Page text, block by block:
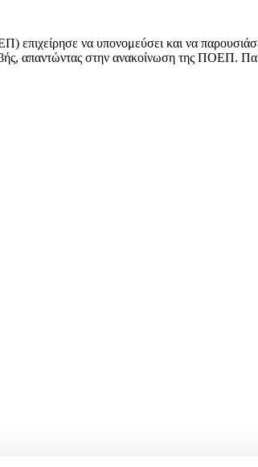
επιχείρησε να υπονομεύσει και να
απαντώντας στην ανακοίνωση της ΠΟΕΠ.